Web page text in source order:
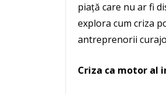
piață care nu ar fi
explora cum criza
antreprenorii
Criza ca motor al